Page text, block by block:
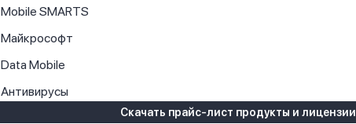
Mobile SMARTS
Майкрософт
Data Mobile
Антивирусы
Скачать прайс-лист продукты и лицензии